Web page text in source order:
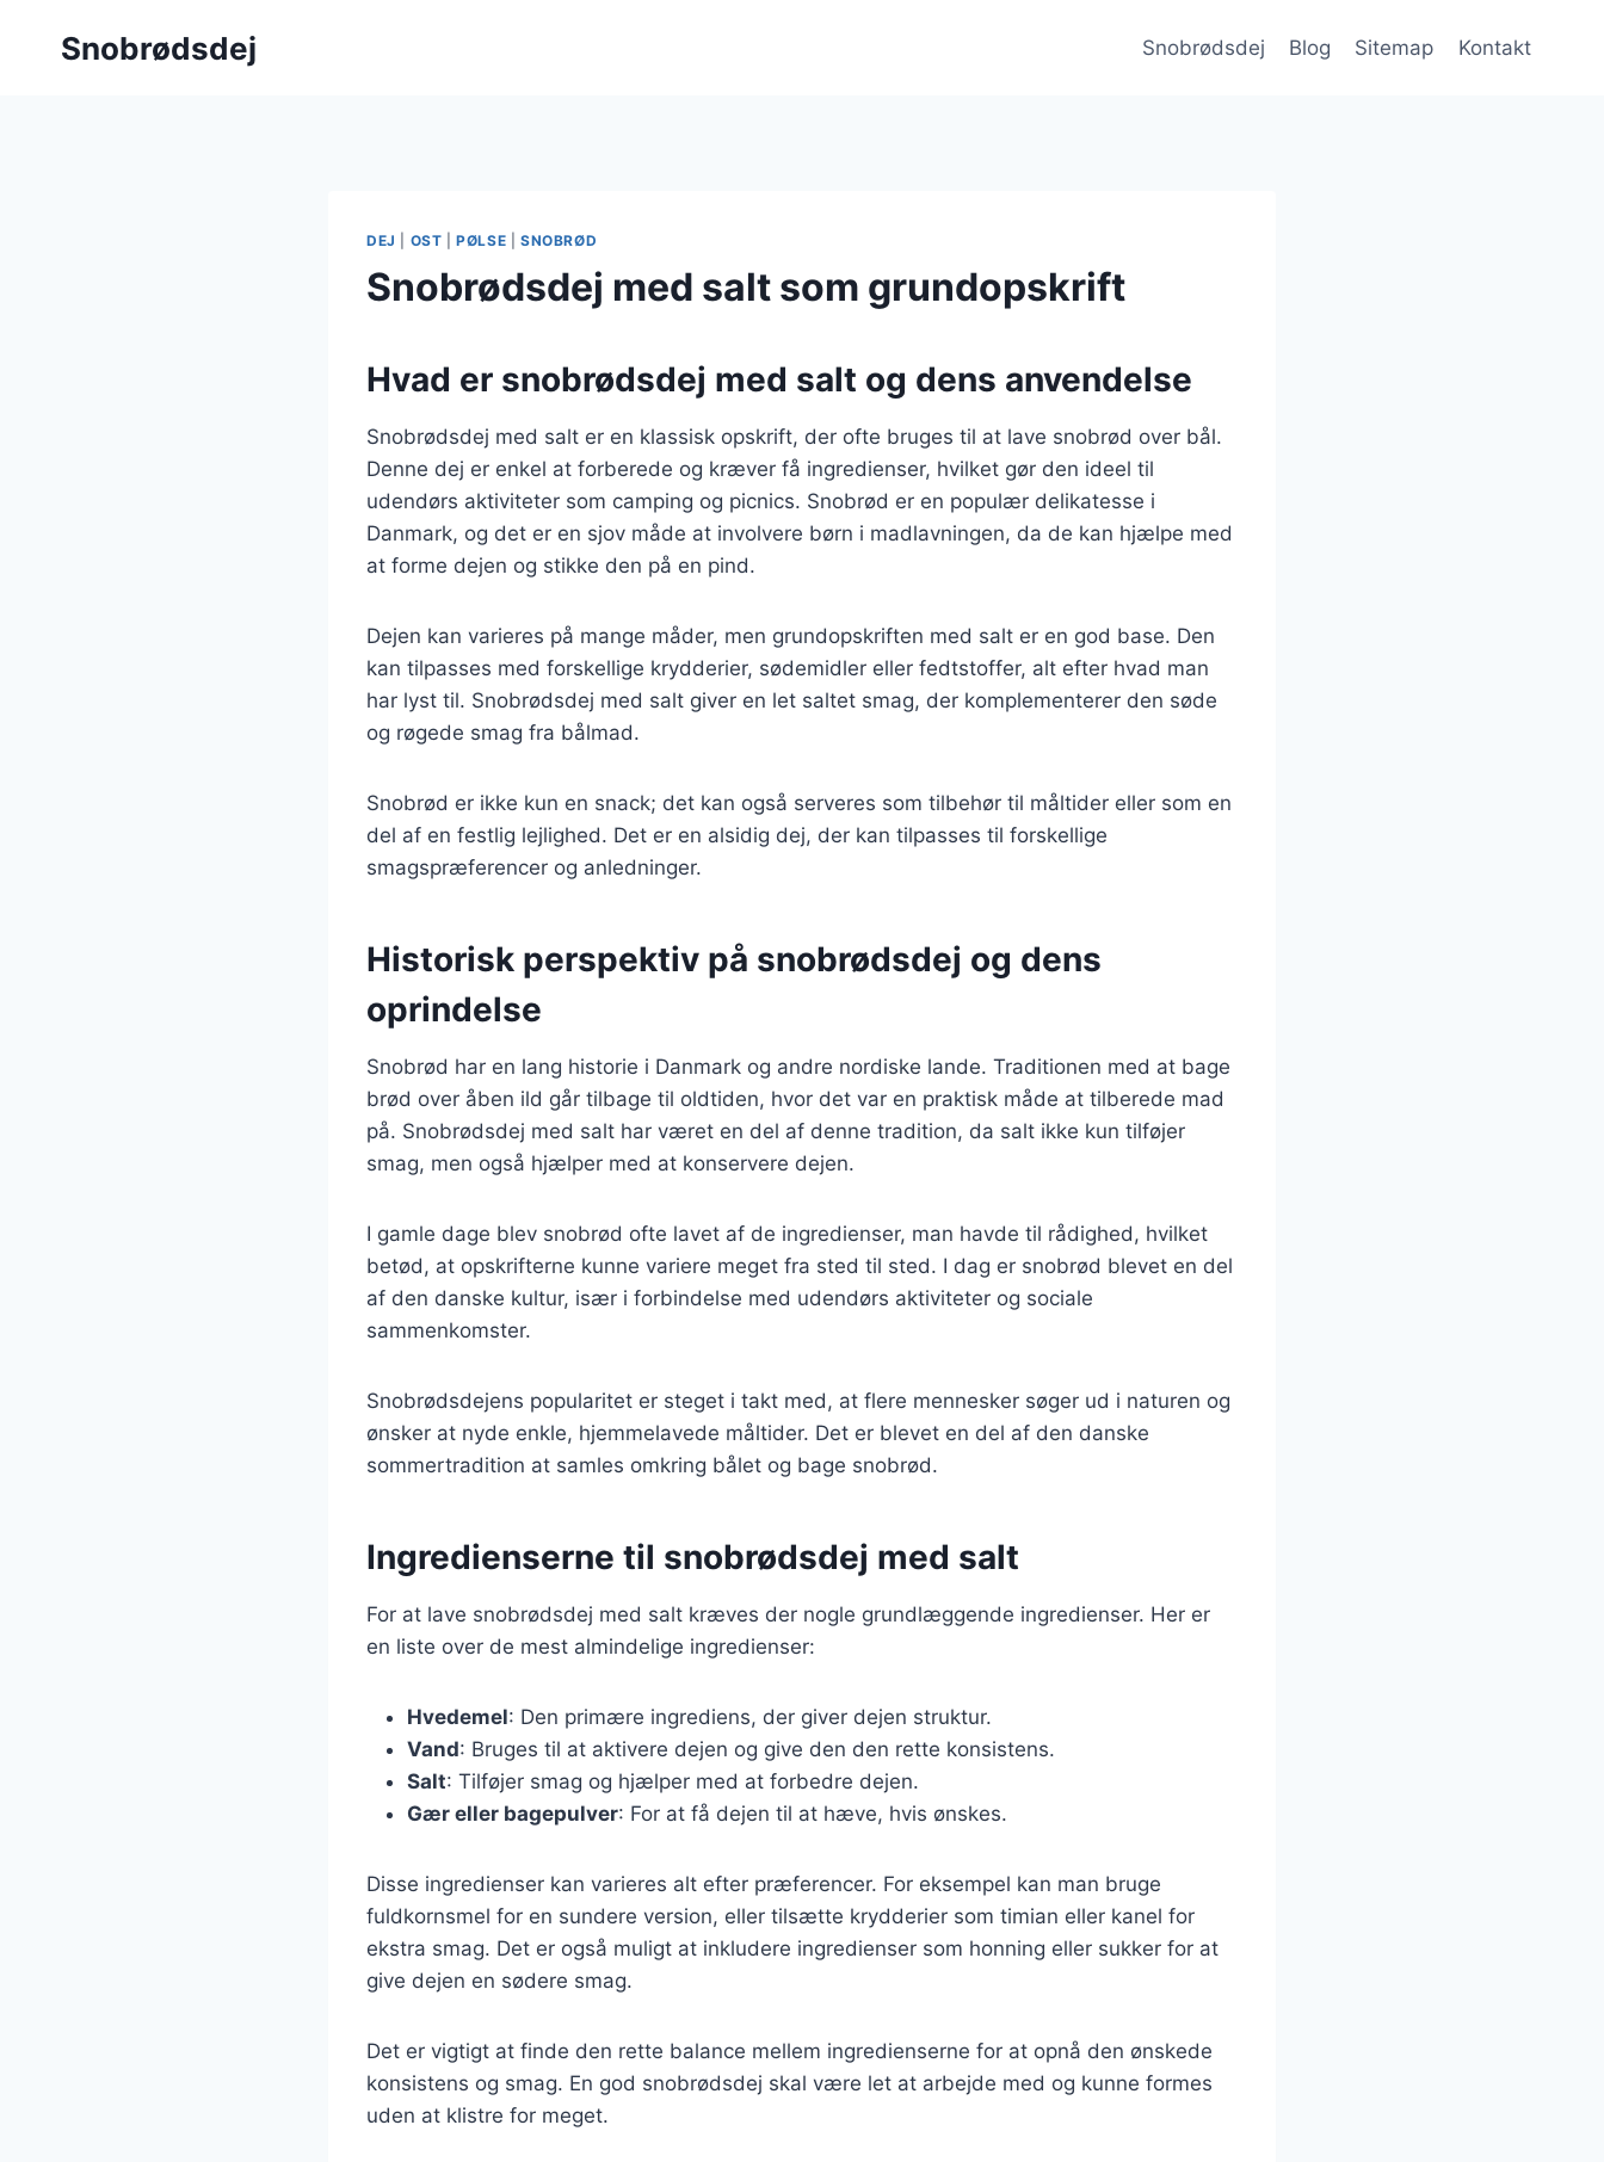
Snobrødsdej Snobrødsdej Blog Sitemap Kontakt
DEJ OST |PØLSE SNOBRØD
Snobrødsdej med salt som grundopskrift
Hvad er snobrødsdej med salt og dens anvendelse
Snobrødsdej med salt er en klassisk opskrift, der ofte bruges til at lave snobrød over bål.
Denne dej er enkel at forberede og kræver få ingredienser, hvilket gør den ideel til
udendørs aktiviteter som camping og picnics. Snobrød er en populær delikatesse i
Danmark, og det er en sjov måde at involvere børn i madlavningen, da de kan hjælpe med
at forme dejen og stikke den på en pind.
Dejen kan varieres på mange måder, men grundopskriften med salt er en god base. Den
kan tilpasses med forskellige krydderier, sødemidler eller fedtstoffer, alt efter hvad man
har lyst til. Snobrødsdej med salt giver en let saltet smag, der komplementerer den søde
og røgede smag fra bålmad.
Snobrød er ikke kun en snack; det kan også serveres som tilbehør til måltider eller som en
del af en festlig lejlighed. Det er en alsidig dej, der kan tilpasses til forskellige
smagspræferencer og anledninger.
Historisk perspektiv på snobrødsdej og dens
oprindelse
Snobrød har en lang historie i Danmark og andre nordiske lande. Traditionen med at bage
brød over åben ild går tilbage til oldtiden, hvor det var en praktisk måde at tilberede mad
på. Snobrødsdej med salt har været en del af denne tradition, da salt ikke kun tilføjer
smag, men også hjælper med at konservere dejen.
I gamle dage blev snobrød ofte lavet af de ingredienser, man havde til rådighed, hvilket
betød, at opskrifterne kunne variere meget fra sted til sted. I dag er snobrød blevet en del
af den danske kultur, især i forbindelse med udendørs aktiviteter og sociale
sammenkomster.
Snobrødsdejens popularitet er steget i takt med, at flere mennesker søger ud i naturen og
ønsker at nyde enkle, hjemmelavede måltider. Det er blevet en del af den danske
sommertradition at samles omkring bålet og bage snobrød.
Ingredienserne til snobrødsdej med salt
For at lave snobrødsdej med salt kræves der nogle grundlæggende ingredienser. Her er
en liste over de mest almindelige ingredienser:
Hvedemel: Den primære ingrediens, der giver dejen struktur.
Vand: Bruges til at aktivere dejen og give den den rette konsistens.
Salt: Tilføjer smag og hjælper med at forbedre dejen.
Gær eller bagepulver: For at få dejen til at hæve, hvis ønskes.
Disse ingredienser kan varieres alt efter præferencer. For eksempel kan man bruge
fuldkornsmel for en sundere version, eller tilsætte krydderier som timian eller kanel for
ekstra smag. Det er også muligt at inkludere ingredienser som honning eller sukker for at
give dejen en sødere smag.
Det er vigtigt at finde den rette balance mellem ingredienserne for at opnå den ønskede
konsistens og smag. En god snobrødsdej skal være let at arbejde med og kunne formes
uden at klistre for meget.